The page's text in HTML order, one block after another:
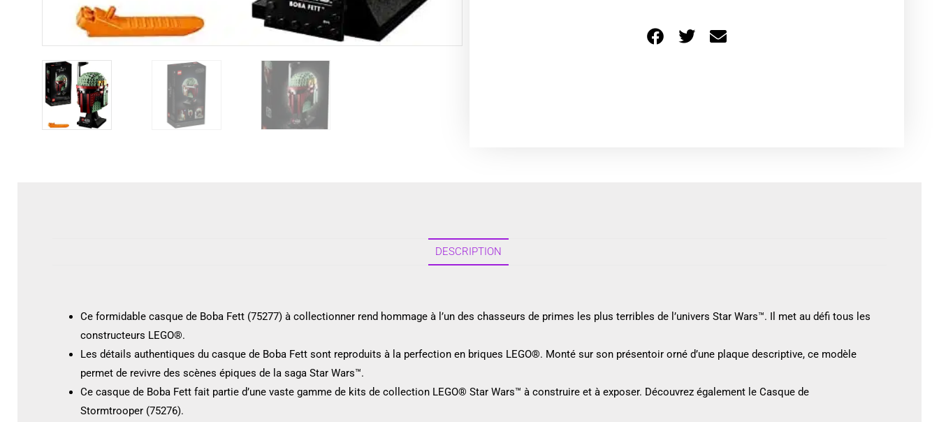
DESCRIPTION
Ce formidable casque de Boba Fett (75277) à collectionner rend hommage à l’un des chasseurs de primes les plus terribles de l’univers Star Wars™. Il met au défi tous les
constructeurs LEGO®.
Les détails authentiques du casque de Boba Fett sont reproduits à la perfection en briques LEGO®. Monté sur son présentoir orné d’une plaque descriptive, ce modèle
permet de revivre des scènes épiques de la saga Star Wars™.
Ce casque de Boba Fett fait partie d’une vaste gamme de kits de collection LEGO® Star Wars™ à construire et à exposer. Découvrez également le Casque de
Stormtrooper (75276).